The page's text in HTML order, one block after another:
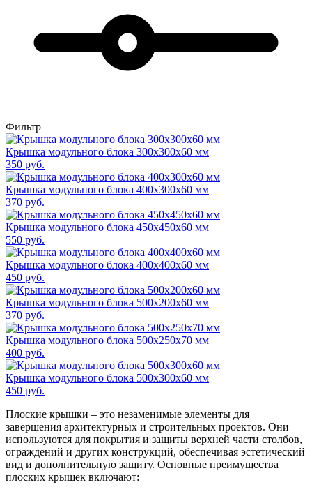
Фильтр
Крышка модульного блока 300х300х60 мм
350 руб.
Крышка модульного блока 400х300х60 мм
370 руб.
Крышка модульного блока 450х450х60 мм
550 руб.
Крышка модульного блока 400х400х60 мм
450 руб.
Крышка модульного блока 500х200х60 мм
370 руб.
Крышка модульного блока 500х250х70 мм
400 руб.
Крышка модульного блока 500х300х60 мм
450 руб.
Плоские крышки – это незаменимые элементы для
завершения архитектурных и строительных проектов. Они
используются для покрытия и защиты верхней части столбов,
ограждений и других конструкций, обеспечивая эстетический
вид и дополнительную защиту. Основные преимущества
плоских крышек включают: